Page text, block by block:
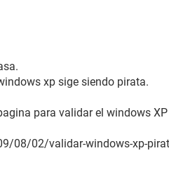
xp sige siendo pirata.
para validar el windows
08/02/validar-windows-xp-